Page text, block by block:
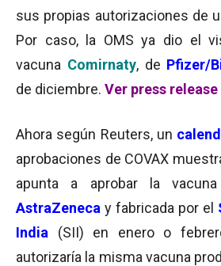
sus propias autorizaciones de
Por caso, l a OMS ya dio el
vacuna Comirnaty, de Pfizer/
de diciembre. Ver press release
Ahora según Reuters, un
aprobaciones de COVAX
apunta a aprobar l a
AstraZeneca y fabricada por el
India (SII) en enero o
autorizaría la misma vacuna